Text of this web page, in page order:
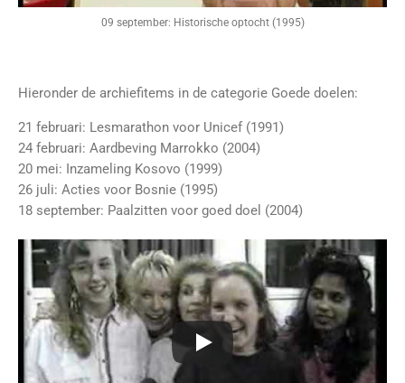
09 september: Historische optocht (1995)
Hieronder de archiefitems in de categorie Goede doelen:
21 februari: Lesmarathon voor Unicef (1991)
24 februari: Aardbeving Marrokko (2004)
20 mei: Inzameling Kosovo (1999)
26 juli: Acties voor Bosnie (1995)
18 september: Paalzitten voor goed doel (2004)